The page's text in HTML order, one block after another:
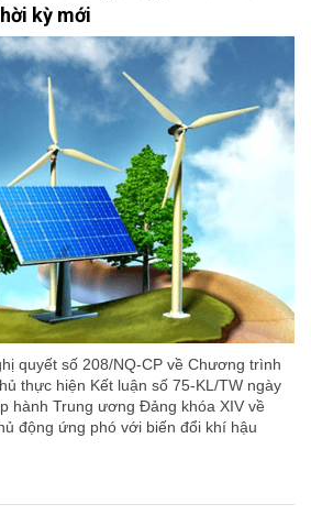
kỳ mới
quyết số 208/NQ-CP về Chương trình
thực hiện Kết luận số 75-KL/TW ngày
hành Trung ương Đảng khóa XIV về
động ứng phó với biến đổi khí hậu